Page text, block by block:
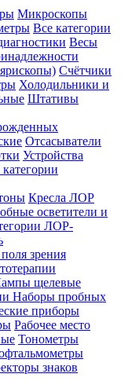
Микроскопы
Все категории
Весы
Счётчики
Холодильники и
Штативы
Отсасыватели
Устройства
Кресла ЛОР
осветители и
ЛОР-
зрения
щелевые
Наборы пробных
приборы
Рабочее место
Тонометры
знаков